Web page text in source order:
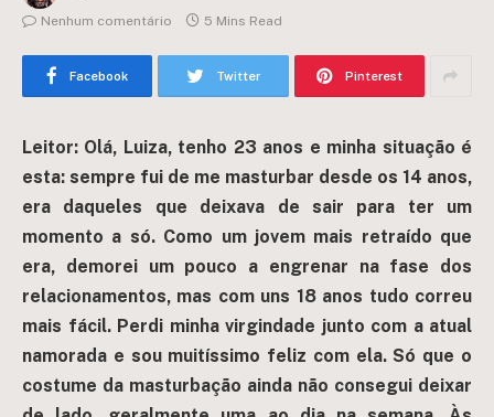
Nenhum comentário
5 Mins Read
Facebook Twitter Pinterest
Leitor: Olá, Luiza, tenho 23 anos e minha situação é
esta: sempre fui de me masturbar desde os 14 anos,
era daqueles que deixava de sair para ter um
momento a só. Como um jovem mais retraído que
era, demorei um pouco a engrenar na fase dos
relacionamentos, mas com uns 18 anos tudo correu
mais fácil. Perdi minha virgindade junto com a atual
namorada e sou muitíssimo feliz com ela. Só que o
costume da masturbação ainda não consegui deixar